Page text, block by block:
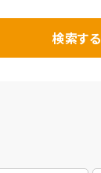
検索する